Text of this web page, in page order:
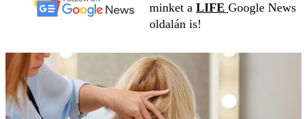
minket a LIFE Google News
oldalán is!